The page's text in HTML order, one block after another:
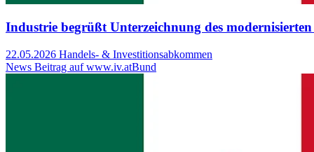
Industrie begrüßt Unterzeichnung des
22.05.2026 Handels- & Investitionsabkommen
News Beitrag auf www.iv.atBund